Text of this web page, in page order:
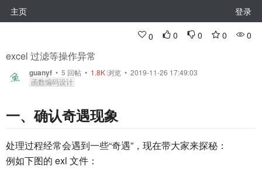
主页 登录
0 0 0 0 0
excel 过滤等操作异常
guanyf • 5 回帖 • 1.8K浏览 • 2019-11-26 17:49:03
函数编码设计
一、确认奇遇现象
处理过程经常会遇到一些“奇遇”，现在带大家来探秘：
例如下图的 exl 文件：